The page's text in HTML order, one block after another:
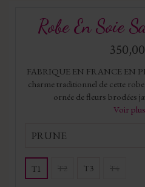
Robe En Soie
FABRIQUE EN FRANCE EN
charme traditionnel de cette
ornée de fleurs brodées
Voir plus
PRUNE
T1 T3